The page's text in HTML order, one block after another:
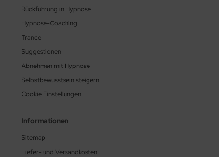
Rückführung in Hypnose
Hypnose-Coaching
Trance
Suggestionen
Abnehmen mit Hypnose
Selbstbewusstsein steigern
Cookie Einstellungen
Informationen
Sitemap
Liefer- und Versandkosten